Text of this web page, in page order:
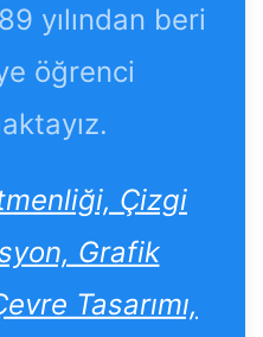
yılından beri
öğrenci
Çizgi
Grafik
Tasarımı,